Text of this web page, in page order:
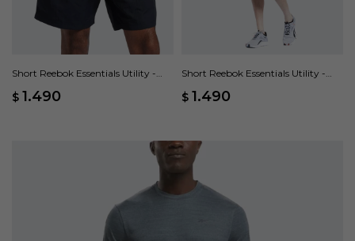
Short Reebok Essentials Utility -
$ 1.490
Short Reebok Essentials Utility -
$ 1.490